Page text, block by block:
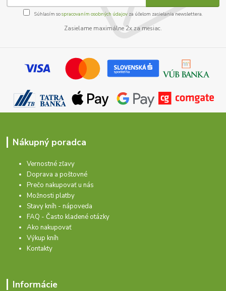
Súhlasím sospracovaním osobných údajov za účelom zasielania newslettera.
Zasielame maximálne 2x za mesiac.
Nákupný poradca
Vernostné zľavy
Doprava a poštovné
Prečo nakupovať u nás
Možnosti platby
Stavy kníh - nápoveda
FAQ - Často kladené otázky
Ako nakupovať
Výkup kníh
Kontakty
Informácie